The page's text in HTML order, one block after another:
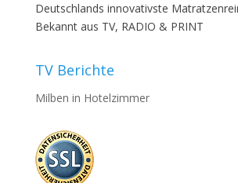
Deutschlands innovativste
Bekannt aus TV, RADIO & PRINT
TV Berichte
Milben in Hotelzimmer